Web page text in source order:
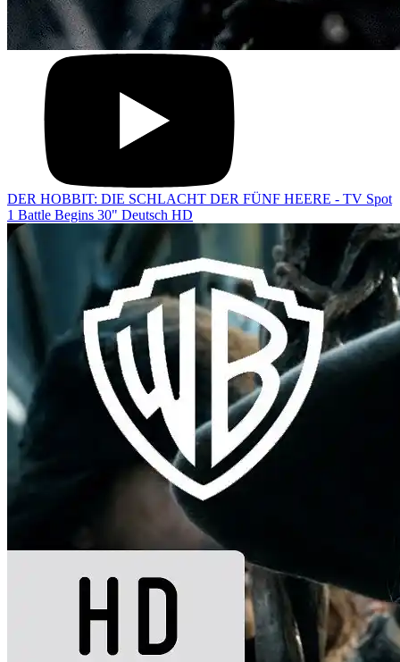
DER HOBBIT: DIE SCHLACHT DER FÜNF HEERE - TV Spot
1 Battle Begins 30" Deutsch HD